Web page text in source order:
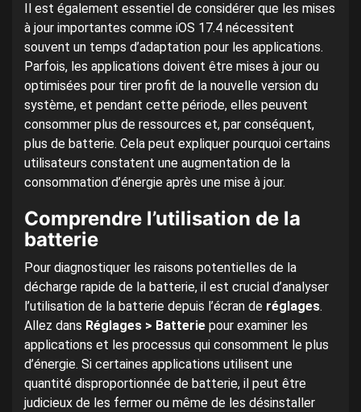
Il est également essentiel de considérer que les mises
à jour importantes comme iOS 17.4 nécessitent
souvent un temps d’adaptation pour les applications.
Parfois, les applications doivent être mises à jour ou
optimisées pour tirer profit de la nouvelle version du
système, et pendant cette période, elles peuvent
consommer plus de ressources et, par conséquent,
plus de batterie. Cela peut expliquer pourquoi certains
utilisateurs constatent une augmentation de la
consommation d’énergie après une mise à jour.
Comprendre l’utilisation de la
batterie
Pour diagnostiquer les raisons potentielles de la
décharge rapide de la batterie, il est crucial d’analyser
l’utilisation de la batterie depuis l’écran de réglages.
Allez dans Réglages > Batterie pour examiner les
applications et les processus qui consomment le plus
d’énergie. Si certaines applications utilisent une
quantité disproportionnée de batterie, il peut être
judicieux de les fermer ou même de les désinstaller